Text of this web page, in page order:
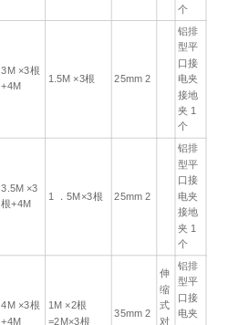
个
3M ×3根
+4M
1.5M ×3根 25mm 2
铝排
型平
口接
电夹
接地
夹 1
个
3.5M ×3
根+4M
1 ．5M×3根 25mm 2
铝排
型平
口接
电夹
接地
夹 1
个
4M ×3根
+4M
1M ×2根
=2M×3根
35mm 2
伸
缩
式
对
铝排
型平
口接
电夹